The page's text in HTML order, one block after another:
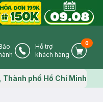
IconPhone Icon
Hỗ trợ
khách hàng
Cart
0
Map icon
Thành phố Hồ Chí Minh